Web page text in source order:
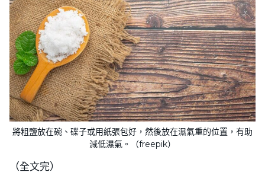
將粗鹽放在碗、碟子或用紙張包好，然後放在濕氣重的位置，有助
減低濕氣。（freepik）
（全文完）